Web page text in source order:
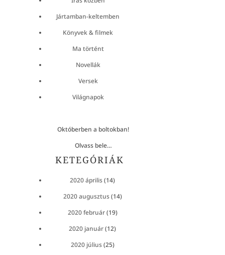
Jártamban-keltemben
Könyvek & filmek
Ma történt
Novellák
Versek
Világnapok
Októberben a boltokban!
Olvass bele…
KETEGÓRIÁK
2020 április(14)
2020 augusztus(14)
2020 február(19)
2020 január(12)
2020 július(25)